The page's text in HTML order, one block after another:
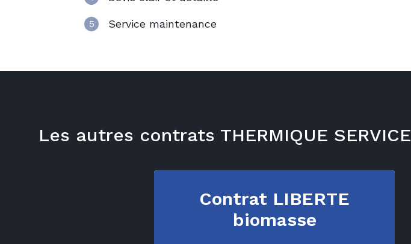
5 Service maintenance
Les autres contrats THERMIQUE SERVICE
Contrat LIBERTE
biomasse